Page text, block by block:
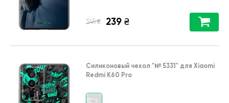
345 ₴ 239 ₴
Силиконовый чехол "№ 5331" для Xiaomi
Redmi K60 Pro